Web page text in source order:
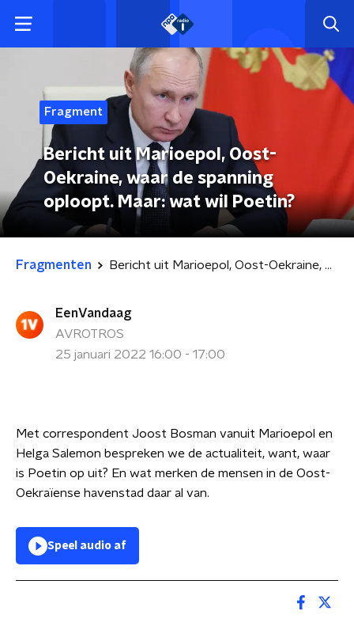
Fragment
Bericht uit Marioepol, Oost-
Oekraine, waar de spanning
oploopt. Maar: wat wil Poetin?
Fragmenten Bericht uit Marioepol, Oost-Oekraine, waar de spanning oploopt. Maar: wat wil Poetin?
EenVandaag
AVROTROS
25 januari 2022 16:00 - 17:00
Met correspondent Joost Bosman vanuit Marioepol en
Helga Salemon bespreken we de actualiteit, want, waar
is Poetin op uit? En wat merken de mensen in de Oost-
Oekraïense havenstad daar al van.
Speel audio af